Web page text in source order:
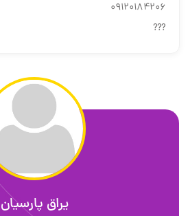
۰۹۱۲۰۱۸۴۲۰۶
???
یراق پارسیان